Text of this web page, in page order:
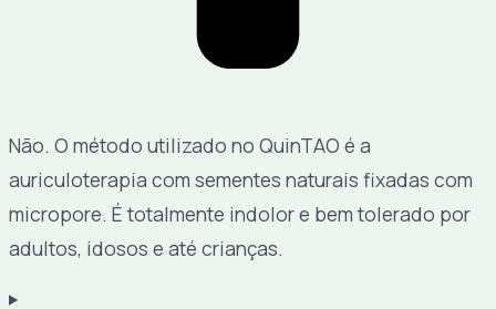
Não. O método utilizado no QuinTAO é a
auriculoterapia com sementes naturais fixadas com
micropore. É totalmente indolor e bem tolerado por
adultos, idosos e até crianças.